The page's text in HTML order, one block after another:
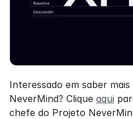
Interessado em saber
NeverMind? Clique aqui
chefe do Projeto